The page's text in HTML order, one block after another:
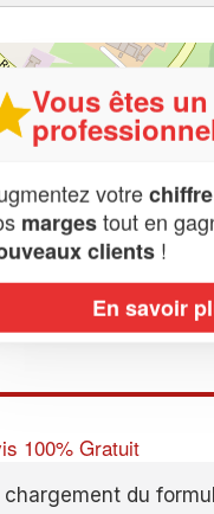
| Map data ©OpenStreetMap
100% Gratuit
chargement du
Vous êtes un
votre
margestout en
clients !
En savoir